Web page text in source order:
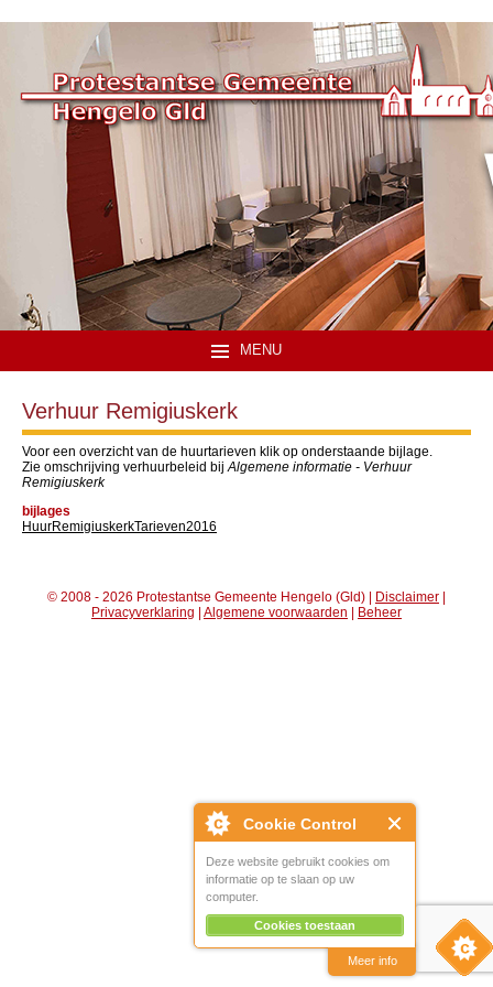
Cookie Control
Deze website gebruikt cookies om
informatie op te slaan op uw
computer.
Cookies toestaan
Meer info
MENU
Verhuur Remigiuskerk
Voor een overzicht van de huurtarieven klik op onderstaande bijlage.
Zie omschrijving verhuurbeleid bij Algemene informatie - Verhuur
Remigiuskerk
bijlages
HuurRemigiuskerkTarieven2016
© 2008 - 2026 Protestantse Gemeente Hengelo (Gld) | Disclaimer |
Privacyverklaring | Algemene voorwaarden | Beheer